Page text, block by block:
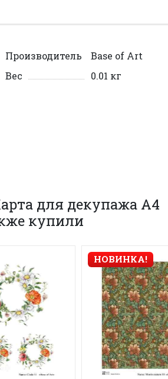
Производитель
Base of Art
Вес
0.01 кг
для декупажа А4
купили
НОВИНКА!